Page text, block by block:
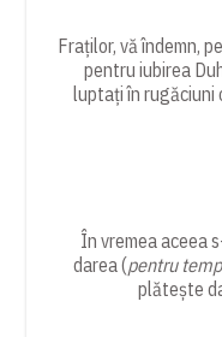
Fraților, vă îndemn,
pentru iubirea
luptați în rugăciuni
În vremea aceea
darea (pentru
plătește